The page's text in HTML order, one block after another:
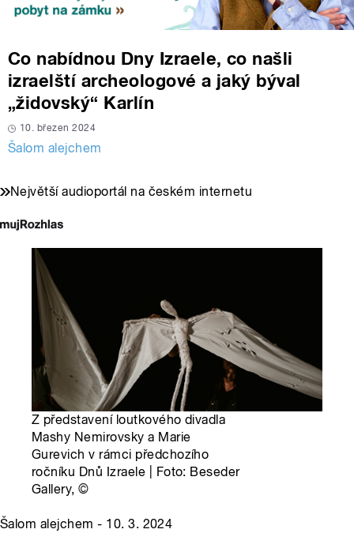
Co nabídnou Dny Izraele, co našli
izraelští archeologové a jaký býval
„židovský“ Karlín
10. březen 2024
Šalom alejchem
Největší audioportál na českém internetu
Z představení loutkového divadla
Mashy Nemirovsky a Marie
Gurevich v rámci předchozího
ročníku Dnů Izraele | Foto: Beseder
Gallery,©
Šalom alejchem - 10. 3. 2024